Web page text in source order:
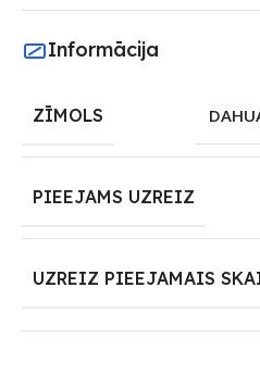
Informācija
ZĪMOLS
PIEEJAMS UZREIZ
UZREIZ PIEEJAMAIS